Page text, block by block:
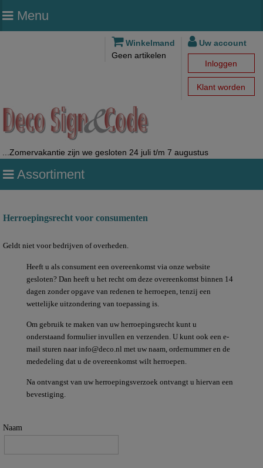
Menu
Winkelmand
Geen artikelen
Uw account
Inloggen
Klant worden
...Zomervakantie zijn we gesloten 24 juli t/m 7 augustus
Assortiment
Herroepingsrecht voor consumenten
Geldt niet voor bedrijven of overheden.
Heeft u als consument een overeenkomst via onze website
gesloten? Dan heeft u het recht om deze overeenkomst binnen 14
dagen zonder opgave van redenen te herroepen, tenzij een
wettelijke uitzondering van toepassing is.
Om gebruik te maken van uw herroepingsrecht kunt u
onderstaand formulier invullen en verzenden. U kunt ook een e-
mail sturen naar info@deco.nl met uw naam, ordernummer en de
mededeling dat u de overeenkomst wilt herroepen.
Na ontvangst van uw herroepingsverzoek ontvangt u hiervan een
bevestiging.
Naam